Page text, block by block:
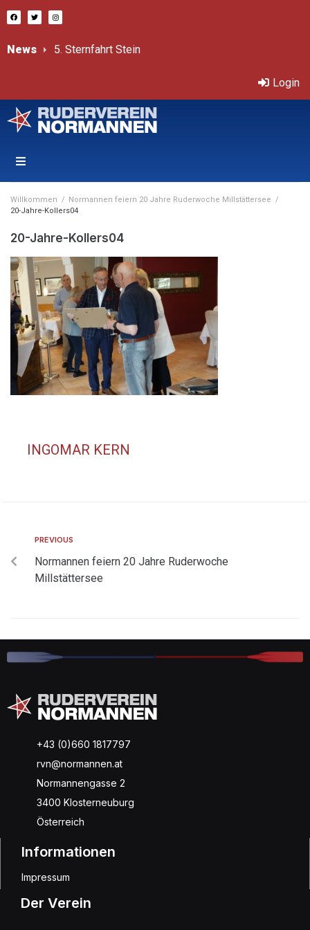
News Bericht von Sprint-ÖM
Login
Willkommen / Normannen feiern 20 Jahre Ruderwoche Millstättersee /
20-Jahre-Kollers04
20-Jahre-Kollers04
INGOMAR KERN
PREVIOUS
Normannen feiern 20 Jahre Ruderwoche
Millstättersee
+43 (0)660 1817797
rvn@normannen.at
Normannengasse 2
3400 Klosterneuburg
Österreich
Informationen
Impressum
Der Verein